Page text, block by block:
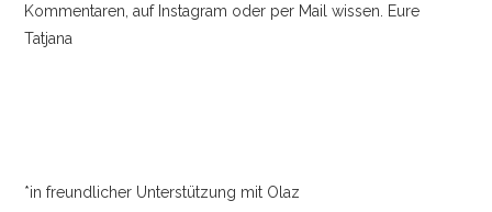
Kommentaren, auf Instagram oder per Mail wissen. Eure
Tatjana
*in freundlicher Unterstützung mit Olaz